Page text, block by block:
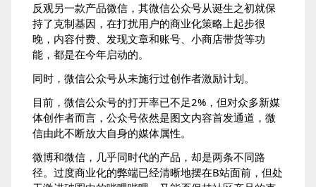
反观另一款产品微信，其微信公众号从诞生之初就保
持了克制基因，在打扰用户的商业化策略上起步很
晚，内容付费、发现文章和账号、小商店带货等功
能，都是在今年启动的。
同时，微信公众号从未施行过创作者激励计划。
目前，微信公众号的打开率已不足2%，但对众多新媒
体创作者而言，公众号依然是图文内容首发通道，微
信由此不断放大自身的媒体属性。
微博和微信，几乎同时代的产品，却是两条不同路
径。过度商业化的弊端已经清晰地摆在B站面前，但处